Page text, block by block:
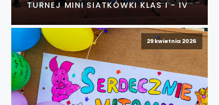
TURNEJ MINI SIATKÓWKI KLAS I - IV
29 kwietnia 2026